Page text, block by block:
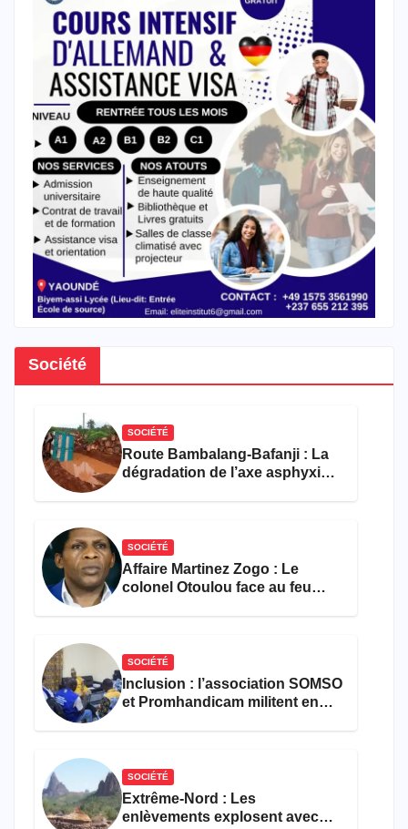
Société
SOCIÉTÉ
Route Bambalang-Bafanji : La
dégradation de l’axe asphyxie
SOCIÉTÉ
Affaire Martinez Zogo : Le
colonel Otoulou face au feu
SOCIÉTÉ
Inclusion : l’association SOMSO
et Promhandicam militent en
SOCIÉTÉ
Extrême-Nord : Les
enlèvements explosent avec